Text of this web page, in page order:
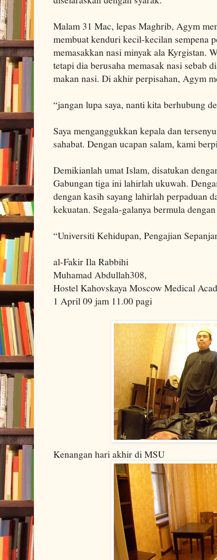
Malam 31 Mac, lepas Maghrib, Agym
membuat kenduri kecil-kecilan sempena
memasakkan nasi minyak ala Kyrgistan.
tetapi dia berusaha memasak nasi sebab
makan nasi. Di akhir perpisahan, Agym
“jangan lupa saya, nanti kita berhubung
Saya menganggukkan kepala dan
sahabat. Dengan ucapan salam, kami
Demikianlah umat Islam, disatukan
Gabungan tiga ini lahirlah ukuwah.
dengan kasih sayang lahirlah perpaduan
kekuatan. Segala-galanya bermula
“Universiti Kehidupan, Pengajian
al-Fakir Ila Rabbihi
Muhamad Abdullah308,
Hostel Kahovskaya Moscow Medical
1 April 09 jam 11.00 pagi
Kenangan hari akhir di MSU